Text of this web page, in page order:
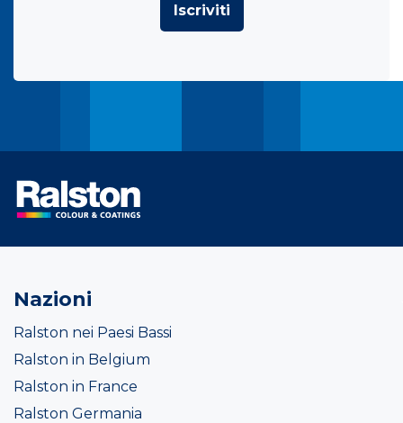
Iscriviti
Nazioni
Ralston nei Paesi Bassi
Ralston in Belgium
Ralston in France
Ralston Germania